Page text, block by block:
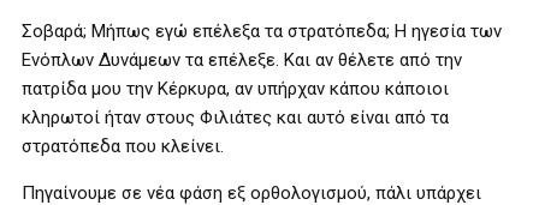
Σοβαρά; Μήπως εγώ επέλεξα τα στρατόπεδα; Η ηγεσία των
Ενόπλων Δυνάμεων τα επέλεξε. Και αν θέλετε από την
πατρίδα μου την Κέρκυρα, αν υπήρχαν κάπου κάποιοι
κληρωτοί ήταν στους Φιλιάτες και αυτό είναι από τα
στρατόπεδα που κλείνει.
Πηγαίνουμε σε νέα φάση εξ ορθολογισμού, πάλι υπάρχει